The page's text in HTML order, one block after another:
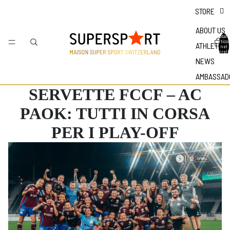
STORE
ABOUT US
ATHLETES
NEWS
Totale
nel
SERVETTE FCCF – AC
PAOK: TUTTI IN CORSA
PER I PLAY-OFF